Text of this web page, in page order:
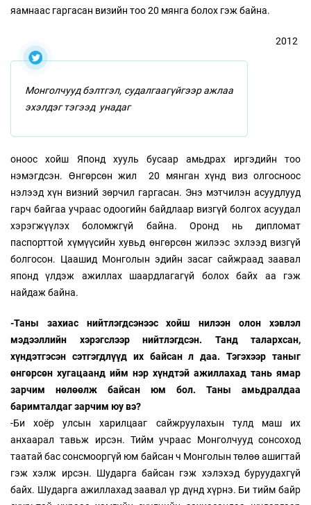
яамнаас гаргасан визийн тоо 20 мянга болох гэж байна.
Монголчууд бэлтгэл, судалгаагүйгээр ажлаа
эхэлдэг тэгээд унадаг
2012
оноос хойш Японд хууль бусаар амьдрах иргэдийн тоо
нэмэгдсэн. Өнгөрсөн жил 20 мянган хүнд виз олгосноос
нэлээд хүн визний зөрчил гаргасан. Энэ мэтчилэн асуудлууд
гарч байгаа учраас одоогийн байдлаар визгүй болгох асуудал
хэрэгжүүлэх боломжгүй байна. Оронд нь дипломат
паспорттой хүмүүсийн хувьд өнгөрсөн жилээс эхлээд визгүй
болгосон. Цаашид Монголын эдийн засаг сайжраад заавал
японд үлдэж ажиллах шаардлагагүй болох байх аа гэж
найдаж байна.
-Таны захиас нийтлэгдсэнээс хойш нилээн олон хэвлэл
мэдээллийн хэрэгслээр нийтлэгдсэн. Танд талархсан,
хүндэтгэсэн сэтгэгдлүүд их байсан л даа. Тэгэхээр таныг
өнгөрсөн хугацаанд ийм нэр хүндтэй ажиллахад тань ямар
зарчим нөлөөлж байсан юм бол. Таны амьдралдаа
баримталдаг зарчим юу вэ?
-Би хоёр улсын харилцааг сайжруулахын тулд маш их
анхаарал тавьж ирсэн. Тийм учраас Монголчууд сонсоход
таатай бас сонсмооргүй юм байсан ч Монголын төлөө ашигтай
гэж хэлж ирсэн. Шударга байсан гэж хэлэхэд буруудахгүй
байх. Шударга ажиллахад заавал үр дүнд хүрнэ. Би тийм байр